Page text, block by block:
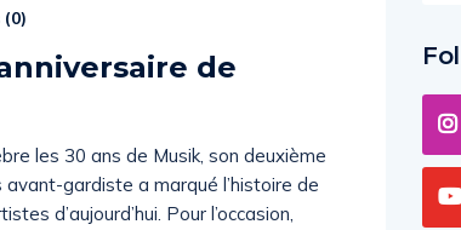
(0)
de
les 30 ans de Musik, son deuxième
gardiste a marqué l’histoire de
d’aujourd’hui. Pour l’occasion,